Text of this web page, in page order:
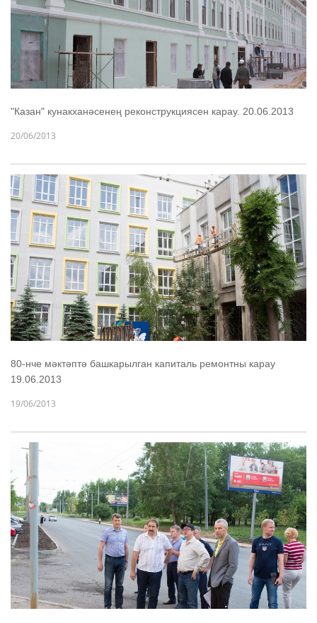
"Казан" кунакханәсенең реконструкциясен карау. 20.06.2013
20/06/2013
80-нче мәктәптә башкарылган капиталь ремонтны карау
19.06.2013
19/06/2013